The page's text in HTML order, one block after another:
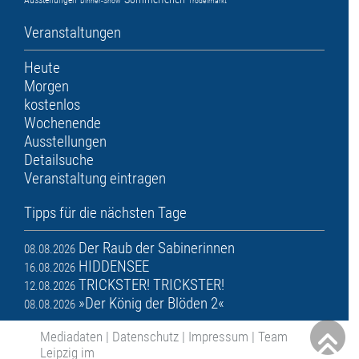
Veranstaltungen
Heute
Morgen
kostenlos
Wochenende
Ausstellungen
Detailsuche
Veranstaltung eintragen
Tipps für die nächsten Tage
08.08.2026 Der Raub der Sabinerinnen
16.08.2026 HIDDENSEE
12.08.2026 TRICKSTER! TRICKSTER!
08.08.2026 »Der König der Blöden 2«
Mediadaten | Datenschutz | Impressum | Team
Leipzig im